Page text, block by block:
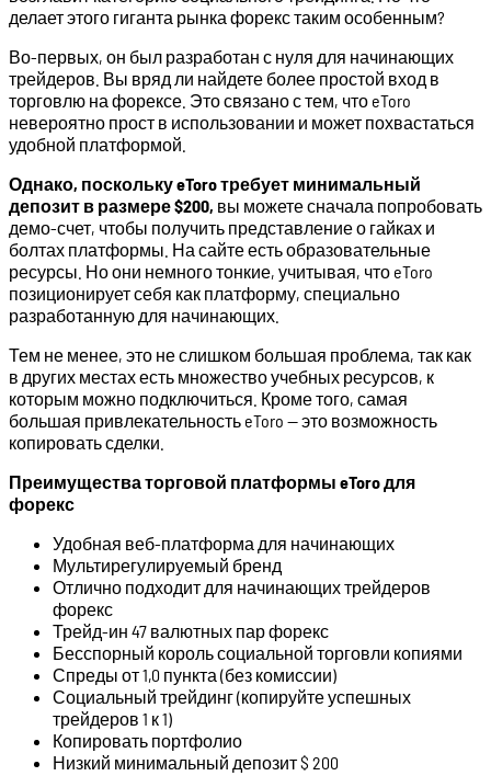
делает этого гиганта рынка форекс таким особенным?
Во-первых, он был разработан с нуля для начинающих
трейдеров. Вы вряд ли найдете более простой вход в
торговлю на форексе. Это связано с тем, что eToro
невероятно прост в использовании и может похвастаться
удобной платформой.
Однако, поскольку eToro требует минимальный
депозит в размере $200, вы можете сначала попробовать
демо-счет, чтобы получить представление о гайках и
болтах платформы. На сайте есть образовательные
ресурсы. Но они немного тонкие, учитывая, что eToro
позиционирует себя как платформу, специально
разработанную для начинающих.
Тем не менее, это не слишком большая проблема, так как
в других местах есть множество учебных ресурсов, к
которым можно подключиться. Кроме того, самая
большая привлекательность eToro — это возможность
копировать сделки.
Преимущества торговой платформы eToro для
форекс
Удобная веб-платформа для начинающих
Мультирегулируемый бренд
Отлично подходит для начинающих трейдеров
форекс
Трейд-ин 47 валютных пар форекс
Бесспорный король социальной торговли копиями
Спреды от 1,0 пункта (без комиссии)
Социальный трейдинг (копируйте успешных
трейдеров 1 к 1)
Копировать портфолио
Низкий минимальный депозит $ 200